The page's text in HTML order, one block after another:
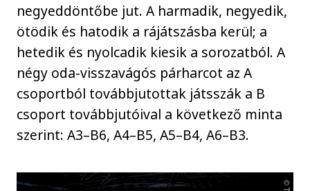
negyeddöntőbe jut. A harmadik, negyedik,
ötödik és hatodik a rájátszásba kerül; a
hetedik és nyolcadik kiesik a sorozatból. A
négy oda-visszavágós párharcot az A
csoportból továbbjutottak játsszák a B
csoport továbbjutóival a következő minta
szerint: A3–B6, A4–B5, A5–B4, A6–B3.